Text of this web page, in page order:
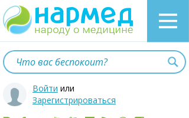
Войти или
Зарегистрироваться